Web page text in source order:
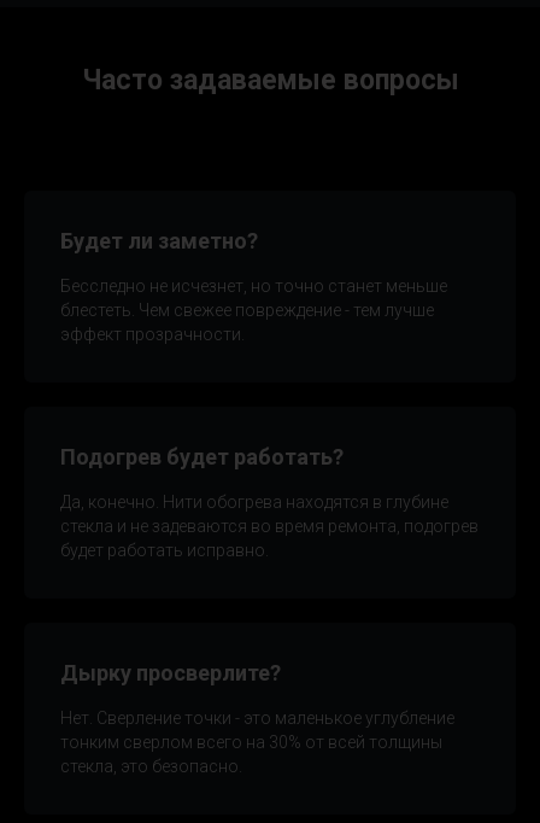
Часто задаваем ые вопросы
Будет ли заметно?
Бесследно не исчезнет, но точно станет меньше
блестеть. Чем свежее повреждение - тем лучше
эффект прозрачности.
Подогрев будет работать?
Да, конечно. Нити обогрева находятся в глубине
стекла и не задеваются во время ремонта, подогрев
будет работать исправно.
Дырку просверлите?
Нет. Сверление точки - это маленькое углубление
тонким сверлом всего на 30% от всей толщины
стекла, это безопасно.